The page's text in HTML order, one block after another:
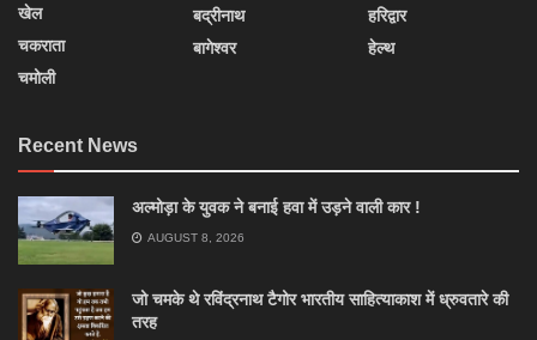
खेल
चकराता
चमोली
बद्रीनाथ
बागेश्वर
हरिद्वार
हेल्थ
Recent News
अल्मोड़ा के युवक ने बनाई हवा में उड़ने वाली कार !
AUGUST 8, 2026
जो चमके थे रविंद्रनाथ टैगोर भारतीय साहित्याकाश में ध्रुवतारे की
तरह